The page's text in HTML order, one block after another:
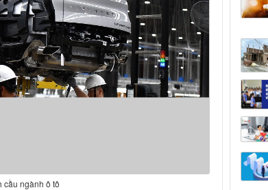
cầu ngành ô tô